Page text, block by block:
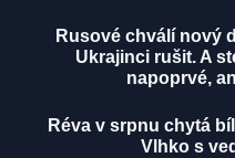
Rusové chválí nový
Ukrajinci rušit. A
napoprvé,
Réva v srpnu chytá
Vlhko s